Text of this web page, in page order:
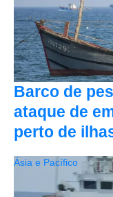
Barco de
ataque de
perto de
Ásia e Pacífico